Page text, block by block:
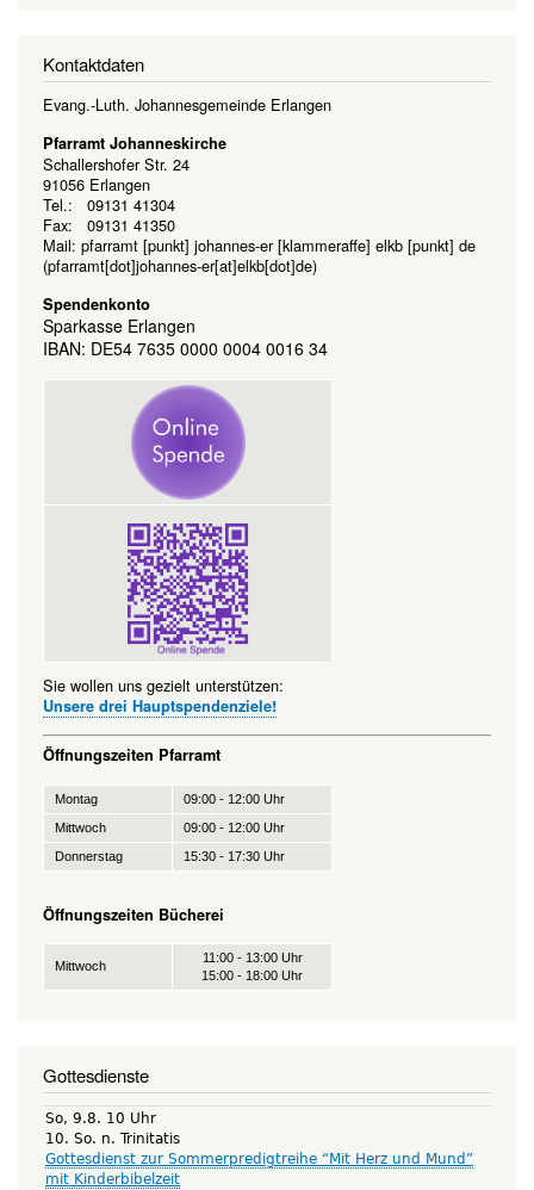
Kontaktdaten
Evang.-Luth. Johannesgemeinde Erlangen
Pfarramt Johanneskirche
Schallershofer Str. 24
91056 Erlangen
Tel.: 09131 41304
Fax: 09131 41350
Mail: pfarramt [punkt] johannes-er [klammeraffe] elkb [punkt] de
(pfarramt[dot]johannes-er[at]elkb[dot]de)
Spendenkonto
Sparkasse Erlangen
IBAN: DE54 7635 0000 0004 0016 34
Sie wollen uns gezielt unterstützen:
Unsere drei Hauptspendenziele!
Öffnungszeiten Pfarramt
Montag
09:00 - 12:00 Uhr
Mittwoch
09:00 - 12:00 Uhr
Donnerstag
15:30 - 17:30 Uhr
Öffnungszeiten Bücherei
Mittwoch
11:00 - 13:00 Uhr
15:00 - 18:00 Uhr
Gottesdienste
So, 9.8. 10 Uhr
10. So. n. Trinitatis
Gottesdienst zur Sommerpredigtreihe “Mit Herz und Mund”
mit Kinderbibelzeit